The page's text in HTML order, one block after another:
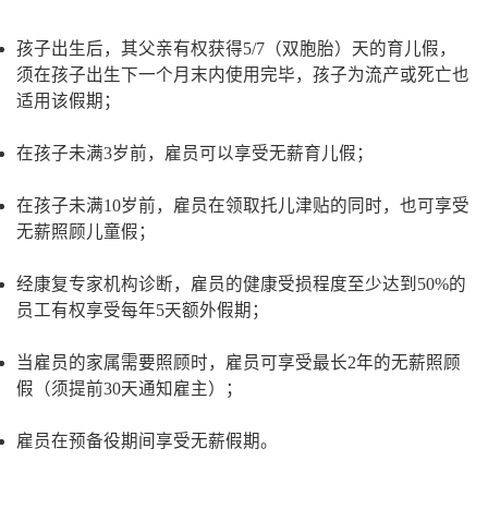
孩子出生后，其父亲有权获得5/7（双胞胎）天的育儿假，
须在孩子出生下一个月末内使用完毕，孩子为流产或死亡也
适用该假期；
在孩子未满3岁前，雇员可以享受无薪育儿假；
在孩子未满10岁前，雇员在领取托儿津贴的同时，也可享受
无薪照顾儿童假；
经康复专家机构诊断，雇员的健康受损程度至少达到50%的
员工有权享受每年5天额外假期；
当雇员的家属需要照顾时，雇员可享受最长2年的无薪照顾
假（须提前30天通知雇主）；
雇员在预备役期间享受无薪假期。